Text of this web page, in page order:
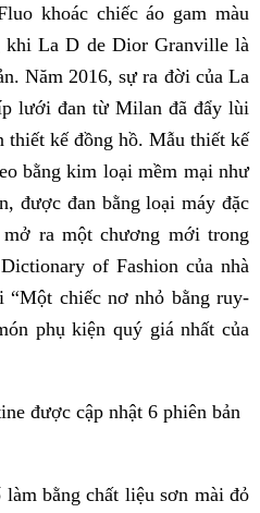
khoác chiếc áo gam màu
La D de Dior Granville là
Năm 2016, sự ra đời của La
lưới đan từ Milan đã đẩy lùi
thiết kế đồng hồ. Mẫu thiết kế
bằng kim loại mềm mại như
được đan bằng loại máy đặc
ra một chương mới trong
of Fashion của nhà
“Một chiếc nơ nhỏ bằng ruy-
phụ kiện quý giá nhất của
được cập nhật 6 phiên bản
bằng chất liệu sơn mài đỏ